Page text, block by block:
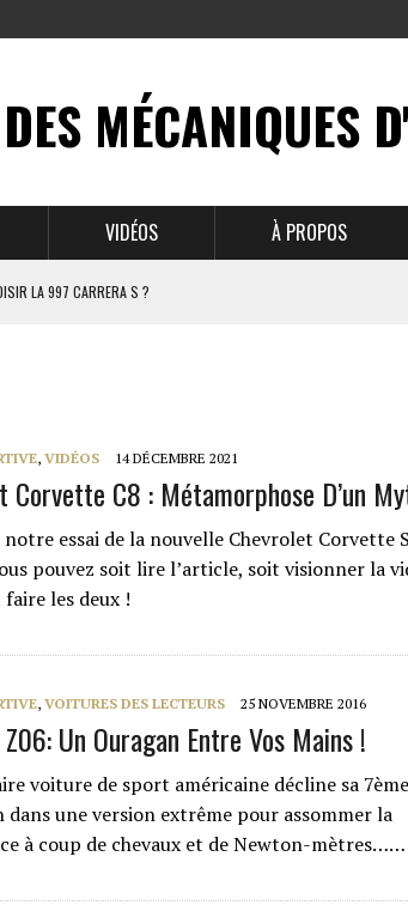
MÉCANIQUES
VIDÉOS À PROPOS
LA 997 CARRERA S ?
, VIDÉOS 14 DÉCEMBRE 2021
Corvette C8 : Métamorphose D’un
notre essai de la nouvelle Chevrolet Corvette
pouvez soit lire l’article, soit visionner la
les deux !
, VOITURES DES LECTEURS 25 NOVEMBRE 2016
Un Ouragan Entre Vos Mains !
voiture de sport américaine décline sa 7ème
dans une version extrême pour assommer la
à coup de chevaux et de Newton-mètres……